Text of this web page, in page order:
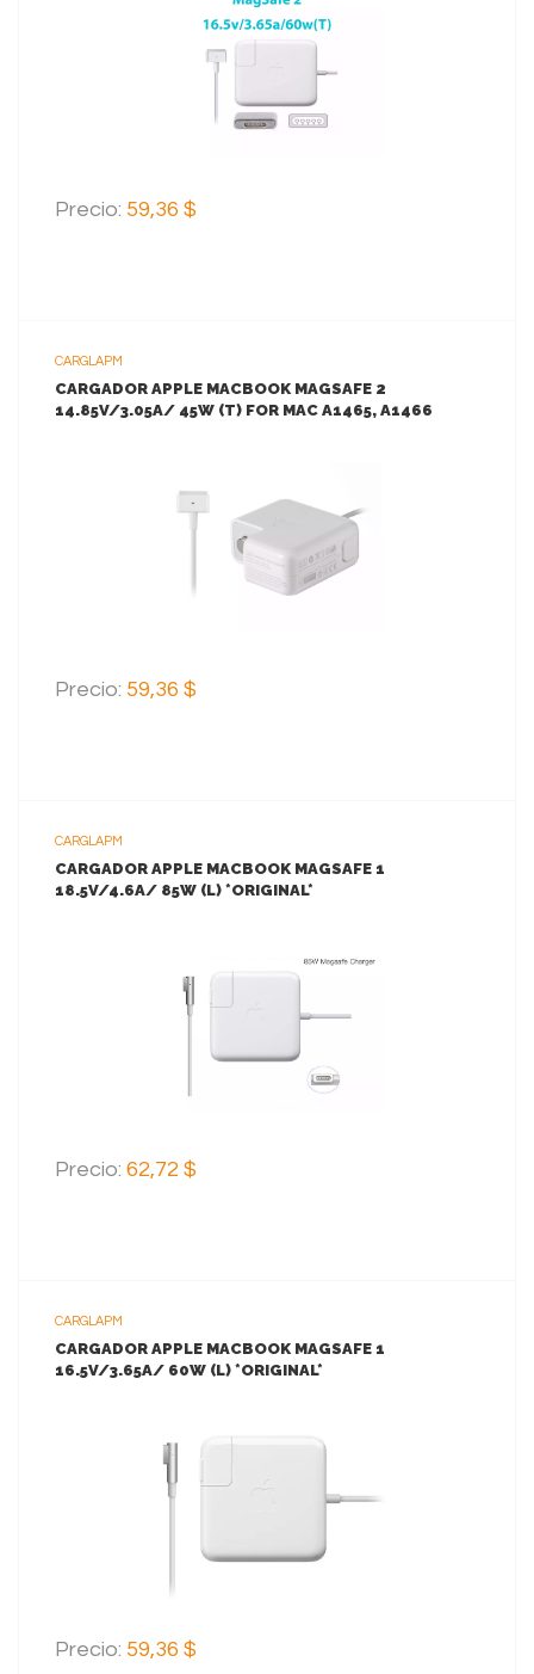
AGREGAR AL CARRITO
Precio: 59,36 $
CARGLAPM
CARGADOR APPLE MACBOOK MAGSAFE 2
14.85V/3.05A/ 45W (T) FOR MAC A1465, A1466
AGREGAR AL CARRITO
Precio: 59,36 $
CARGLAPM
CARGADOR APPLE MACBOOK MAGSAFE 1
18.5V/4.6A/ 85W (L) *ORIGINAL*
AGREGAR AL CARRITO
Precio: 62,72 $
CARGLAPM
CARGADOR APPLE MACBOOK MAGSAFE 1
16.5V/3.65A/ 60W (L) *ORIGINAL*
AGREGAR AL CARRITO
Precio: 59,36 $